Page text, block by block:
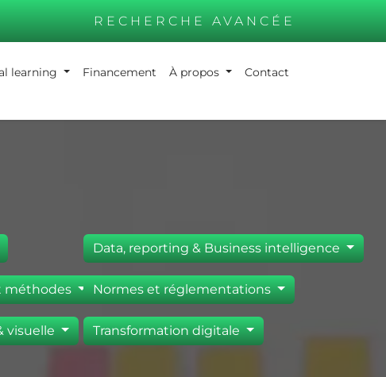
RECHERCHE AVANCÉE
learning Financement À propos Contact
Data, reporting & Business intelligence
méthodes Normes et réglementations
visuelle Transformation digitale